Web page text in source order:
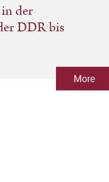
der
DDR bis
More